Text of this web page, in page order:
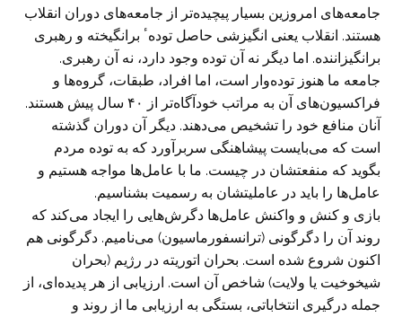
جامعه‌های امروزین بسیار پیچیده‌تر از جامعه‌های دوران انقلاب
هستند. انقلاب یعنی انگیزشی حاصل تودهٴ برانگیخته و رهبری
برانگیزاننده. اما دیگر نه آن توده وجود دارد، نه آن رهبری.
جامعه ما هنوز توده‌وار است، اما افراد، طبقات، گروه‌ها و
فراکسیون‌های آن به مراتب خودآگاه‌تر از ۴۰ سال پیش هستند.
آنان منافع خود را تشخیص می‌دهند. دیگر آن دوران گذشته
است که می‌بایست پیشاهنگی سربرآورد که به توده مردم
بگوید که منفعتشان در چیست. ما با عامل‌ها مواجه هستیم و
عامل‌ها را باید در عاملیتشان به رسمیت بشناسیم.
بازی و کنش و واکنش عامل‌ها دگرش‌هایی را ایجاد می‌کند که
روند آن را دگرگونی (ترانسفورماسیون) می‌نامیم. دگرگونی هم
اکنون شروع شده است. بحران اتوریته در رژیم (بحران
شیخوخیت یا ولایت) شاخص آن است. ارزیابی از هر پدیده‌ای، از
جمله درگیری انتخاباتی، بستگی به ارزیابی ما از روند و